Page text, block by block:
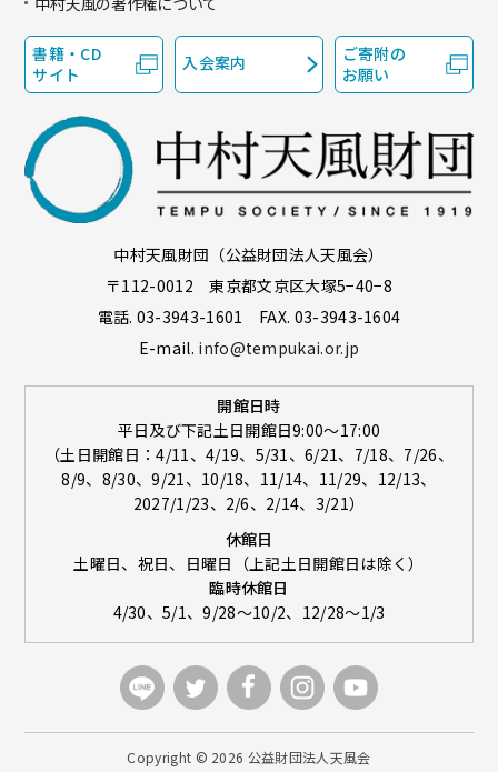
書籍・CD
サイト
入会案内
ご寄附の
お願い
中村天風財団（公益財団法人天風会）
〒112-0012 東京都文京区大塚5−40−8
電話. 03-3943-1601 FAX. 03-3943-1604
E-mail. info@tempukai.or.jp
開館日時
平日及び下記土日開館日9:00～17:00
（土日開館日：4/11、4/19、5/31、6/21、7/18、7/26、
8/9、8/30、9/21、10/18、11/14、11/29、12/13、
2027/1/23、2/6、2/14、3/21）
休館日
土曜日、祝日、日曜日（上記土日開館日は除く）
臨時休館日
4/30、5/1、9/28～10/2、12/28～1/3
Copyright © 2026 公益財団法人天風会